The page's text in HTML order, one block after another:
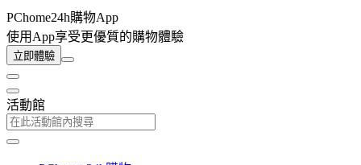
PChome24h購物App
使用App享受更優質的購物體驗
立即體驗
活動館